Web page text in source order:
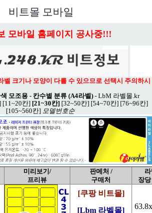
비트몰 모바일
모바일 홈페이지 공사중!!!
크기나 모양이 다를 수 있으므로 선택시 주의하시
모조용 - 칸수별 분류 (A4라벨) - LbM 라벨몰.kr
[11~20칸] [21~30칸] [32~50칸] [54~70칸] [76~96칸]
[105~560칸] 모델번호순
미리보기/
프리뷰
판메처 /
구매처
장
[쿠팡 비트몰]
[Lbm 라벨몰]